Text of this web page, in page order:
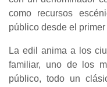
como recursos
público desde el primer
La edil anima a los
familiar, uno de los
público, todo un